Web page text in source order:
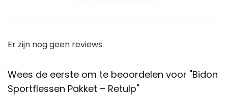
Er zijn nog geen reviews.
Wees de eerste om te beoordelen voor "Bidon
Sportflessen Pakket – Retulp"